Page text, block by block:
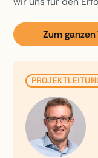
Zum ganzen